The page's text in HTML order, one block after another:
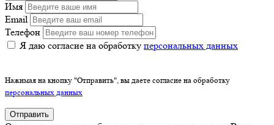
Имя
Email
Телефон
Я даю согласие на обработку персональных данных
Нажимая на кнопку "Отправить", вы даете согласие на обработку
персональных данных
Отправить